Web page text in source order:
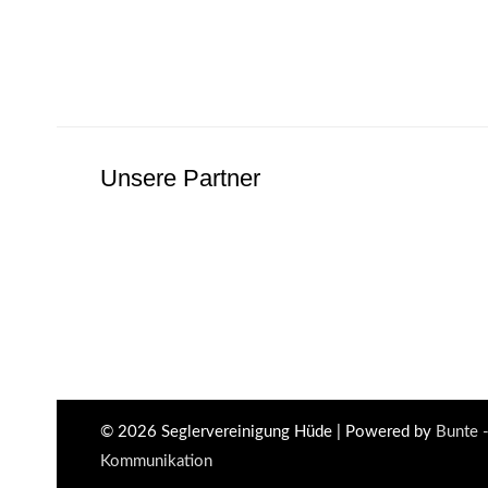
Unsere Partner
© 2026 Seglervereinigung Hüde | Powered by Bunte
Kommunikation